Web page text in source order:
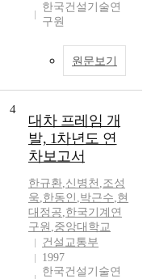
한국건설기술연
구원
원문보기
4
대차 프레임 개
발, 1차년도 연
차보고서
한규환,신병천 ,조성
욱,한동인 ,박근수,현
대정공,한국기계연
구원 ,중앙대학교
건설교통부
1997
한국건설기술연